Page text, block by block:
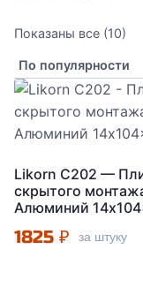
Показаны все (10)
Likorn C202 —
скрытого
Алюминий
1825 ₽ за штуку